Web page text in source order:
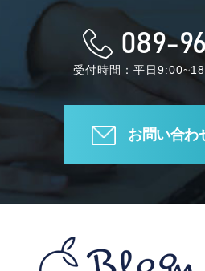
089-
受付時間：平日
お問い合わ